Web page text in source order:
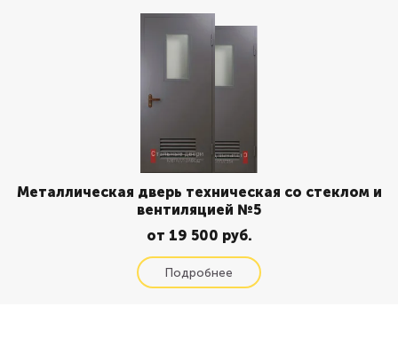
Металлическая дверь техническая со стеклом и
вентиляцией №5
от 19 500 руб.